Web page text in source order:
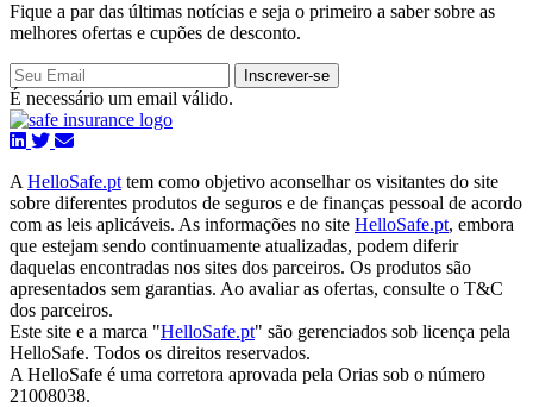
Fique a par das últimas notícias e seja o primeiro a saber sobre as
melhores ofertas e cupões de desconto.
Inscrever-se
É necessário um email válido.
A HelloSafe.pt tem como objetivo aconselhar os visitantes do site
sobre diferentes produtos de seguros e de finanças pessoal de acordo
com as leis aplicáveis. As informações no site HelloSafe.pt, embora
que estejam sendo continuamente atualizadas, podem diferir
daquelas encontradas nos sites dos parceiros. Os produtos são
apresentados sem garantias. Ao avaliar as ofertas, consulte o T&C
dos parceiros.
Este site e a marca "HelloSafe.pt" são gerenciados sob licença pela
HelloSafe. Todos os direitos reservados.
A HelloSafe é uma corretora aprovada pela Orias sob o número
21008038.